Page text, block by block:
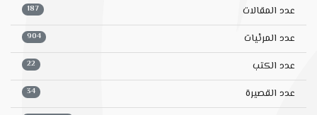
عدد المقالات 187
عدد المرئيات 904
عدد الكتب 22
عدد القصيرة 34